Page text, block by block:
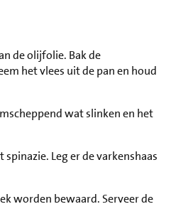
de olijfolie. Bak de
het vlees uit de pan en houd
wat slinken en het
Leg er de varkenshaas
worden bewaard. Serveer de